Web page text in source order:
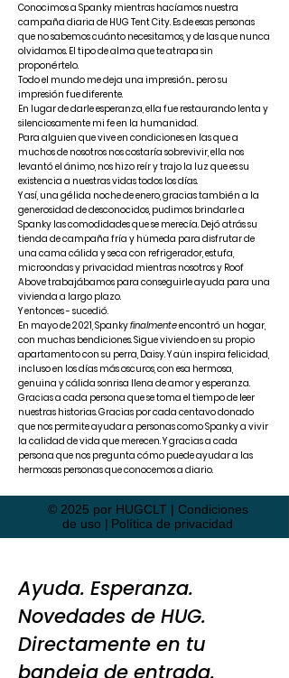
Conocimos a Spanky mientras hacíamos nuestra
campaña diaria de HUG Tent City. Es de esas personas
que no sabemos cuánto necesitamos, y de las que nunca
olvidamos. El tipo de alma que te atrapa sin
proponértelo.
Todo el mundo me deja una impresión... pero su
impresión fue diferente.
En lugar de darle esperanza, ella fue restaurando lenta y
silenciosamente mi fe en la humanidad.
Para alguien que vive en condiciones en las que a
muchos de nosotros nos costaría sobrevivir, ella nos
levantó el ánimo, nos hizo reír y trajo la luz que es su
existencia a nuestras vidas todos los días.
Y así, una gélida noche de enero, gracias también a la
generosidad de desconocidos, pudimos brindarle a
Spanky las comodidades que se merecía. Dejó atrás su
tienda de campaña fría y húmeda para disfrutar de
una cama cálida y seca con refrigerador, estufa,
microondas y privacidad mientras nosotros y Roof
Above trabajábamos para conseguirle ayuda para una
vivienda a largo plazo.
Y entonces - sucedió.
En mayo de 2021, Spankyfinalmenteencontró un hogar,
con muchas bendiciones. Sigue viviendo en su propio
apartamento con su perra, Daisy. Y aún inspira felicidad,
incluso en los días más oscuros, con esa hermosa,
genuina y cálida sonrisa llena de amor y esperanza.
Gracias a cada persona que se toma el tiempo de leer
nuestras historias. Gracias por cada centavo donado
que nos permite ayudar a personas como Spanky a vivir
la calidad de vida que merecen. Y gracias a cada
persona que nos pregunta cómo puede ayudar a las
hermosas personas que conocemos a diario.
© 2025 por HUGCLT | Condiciones
de uso | Política de privacidad
Ayuda. Esperanza.
Novedades de HUG.
Directamente en tu
bandeja de entrada.